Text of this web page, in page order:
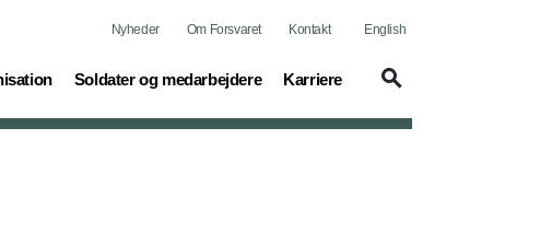
Nyheder Om Forsvaret Kontakt English
Soldater og medarbejdere
(current) Karriere
(current)